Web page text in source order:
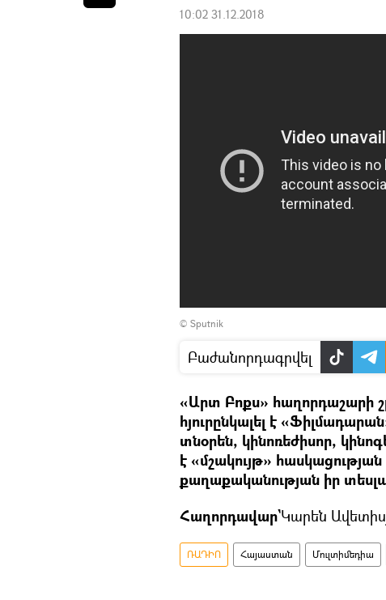
10:02 31.12.2018
© Sputnik
Բաժանորդագրվել
«Արտ Բոքս» հաղորդաշարի
հյուրընկալել է
տնօրեն, կինոռեժիսոր,
է «մշակույթ»
քաղաքականության իր
Հաղորդավար`Կարեն
ՌԱԴԻՈ Հայաստան Մուլտիմեդիա